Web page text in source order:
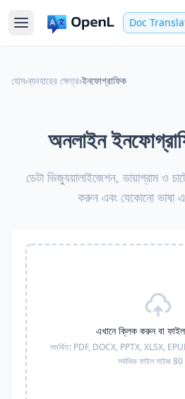
Doc
হোম›ব্যবহারের ক্ষেত্র›ইনফোগ্রাফিক
অনলাইন
ডেটা ভিজ্যুয়ালাইজেশন, ডায়াগ্রাম ও
করুন এবং যেকোনো ভাষা
এখানে ক্লিক করুন বা
সমর্থিত: PDF, DOCX, PPTX, XLSX,
সর্বাধিক ফাইল সাইজ